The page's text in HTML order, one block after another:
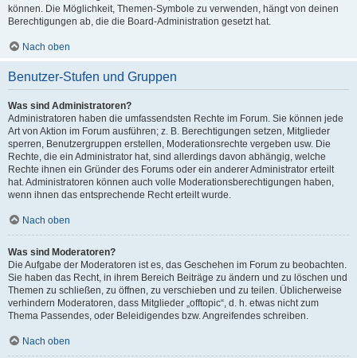
können. Die Möglichkeit, Themen-Symbole zu verwenden, hängt von deinen
Berechtigungen ab, die die Board-Administration gesetzt hat.
Nach oben
Benutzer-Stufen und Gruppen
Was sind Administratoren?
Administratoren haben die umfassendsten Rechte im Forum. Sie können jede
Art von Aktion im Forum ausführen; z. B. Berechtigungen setzen, Mitglieder
sperren, Benutzergruppen erstellen, Moderationsrechte vergeben usw. Die
Rechte, die ein Administrator hat, sind allerdings davon abhängig, welche
Rechte ihnen ein Gründer des Forums oder ein anderer Administrator erteilt
hat. Administratoren können auch volle Moderationsberechtigungen haben,
wenn ihnen das entsprechende Recht erteilt wurde.
Nach oben
Was sind Moderatoren?
Die Aufgabe der Moderatoren ist es, das Geschehen im Forum zu beobachten.
Sie haben das Recht, in ihrem Bereich Beiträge zu ändern und zu löschen und
Themen zu schließen, zu öffnen, zu verschieben und zu teilen. Üblicherweise
verhindern Moderatoren, dass Mitglieder „offtopic“, d. h. etwas nicht zum
Thema Passendes, oder Beleidigendes bzw. Angreifendes schreiben.
Nach oben